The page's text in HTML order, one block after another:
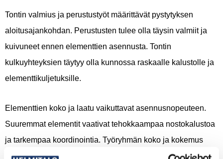
Tontin valmius ja perustustyöt määrittävät pystytyksen
aloitusajankohdan. Perustusten tulee olla täysin valmiit ja
kuivuneet ennen elementtien asennusta. Tontin
kulkuyhteyksien täytyy olla kunnossa raskaalle kalustolle ja
elementtikuljetuksille.
Elementtien koko ja laatu vaikuttavat asennusnopeuteen.
Suuremmat elementit vaativat tehokkaampaa nostokalustoa
ja tarkempaa koordinointia. Työryhmän koko ja kokemus
määrittävät, kuinka sujuvasti asennus etenee. Kokenut tiimi